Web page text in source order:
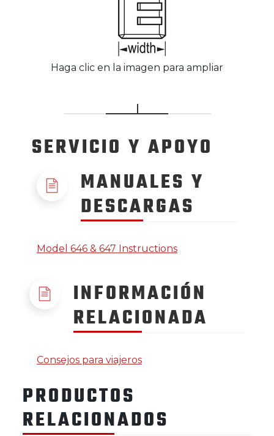
Haga clic en la imagen para ampliar
SERVICIO Y APOYO
MANUALES Y
DESCARGAS
Model 646 & 647 Instructions
INFORMACIÓN
RELACIONADA
Consejos para viajeros
PRODUCTOS
RELACIONADOS